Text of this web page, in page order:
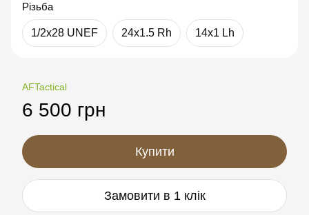
Різьба
1/2x28 UNEF 24x1.5 Rh 14x1 Lh
AFTactical
6 500 грн
Купити
Замовити в 1 клік